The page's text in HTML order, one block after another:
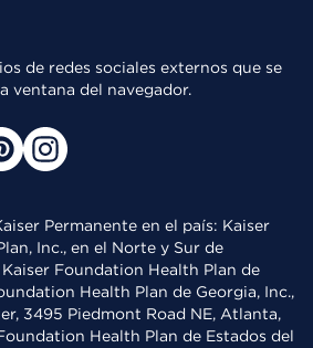
de redes sociales externos que se
ventana del navegador.
Permanente en el país: Kaiser
Inc., en el Norte y Sur de
Foundation Health Plan de
Health Plan de Georgia, Inc.,
3495 Piedmont Road NE, Atlanta,
Health Plan de Estados del